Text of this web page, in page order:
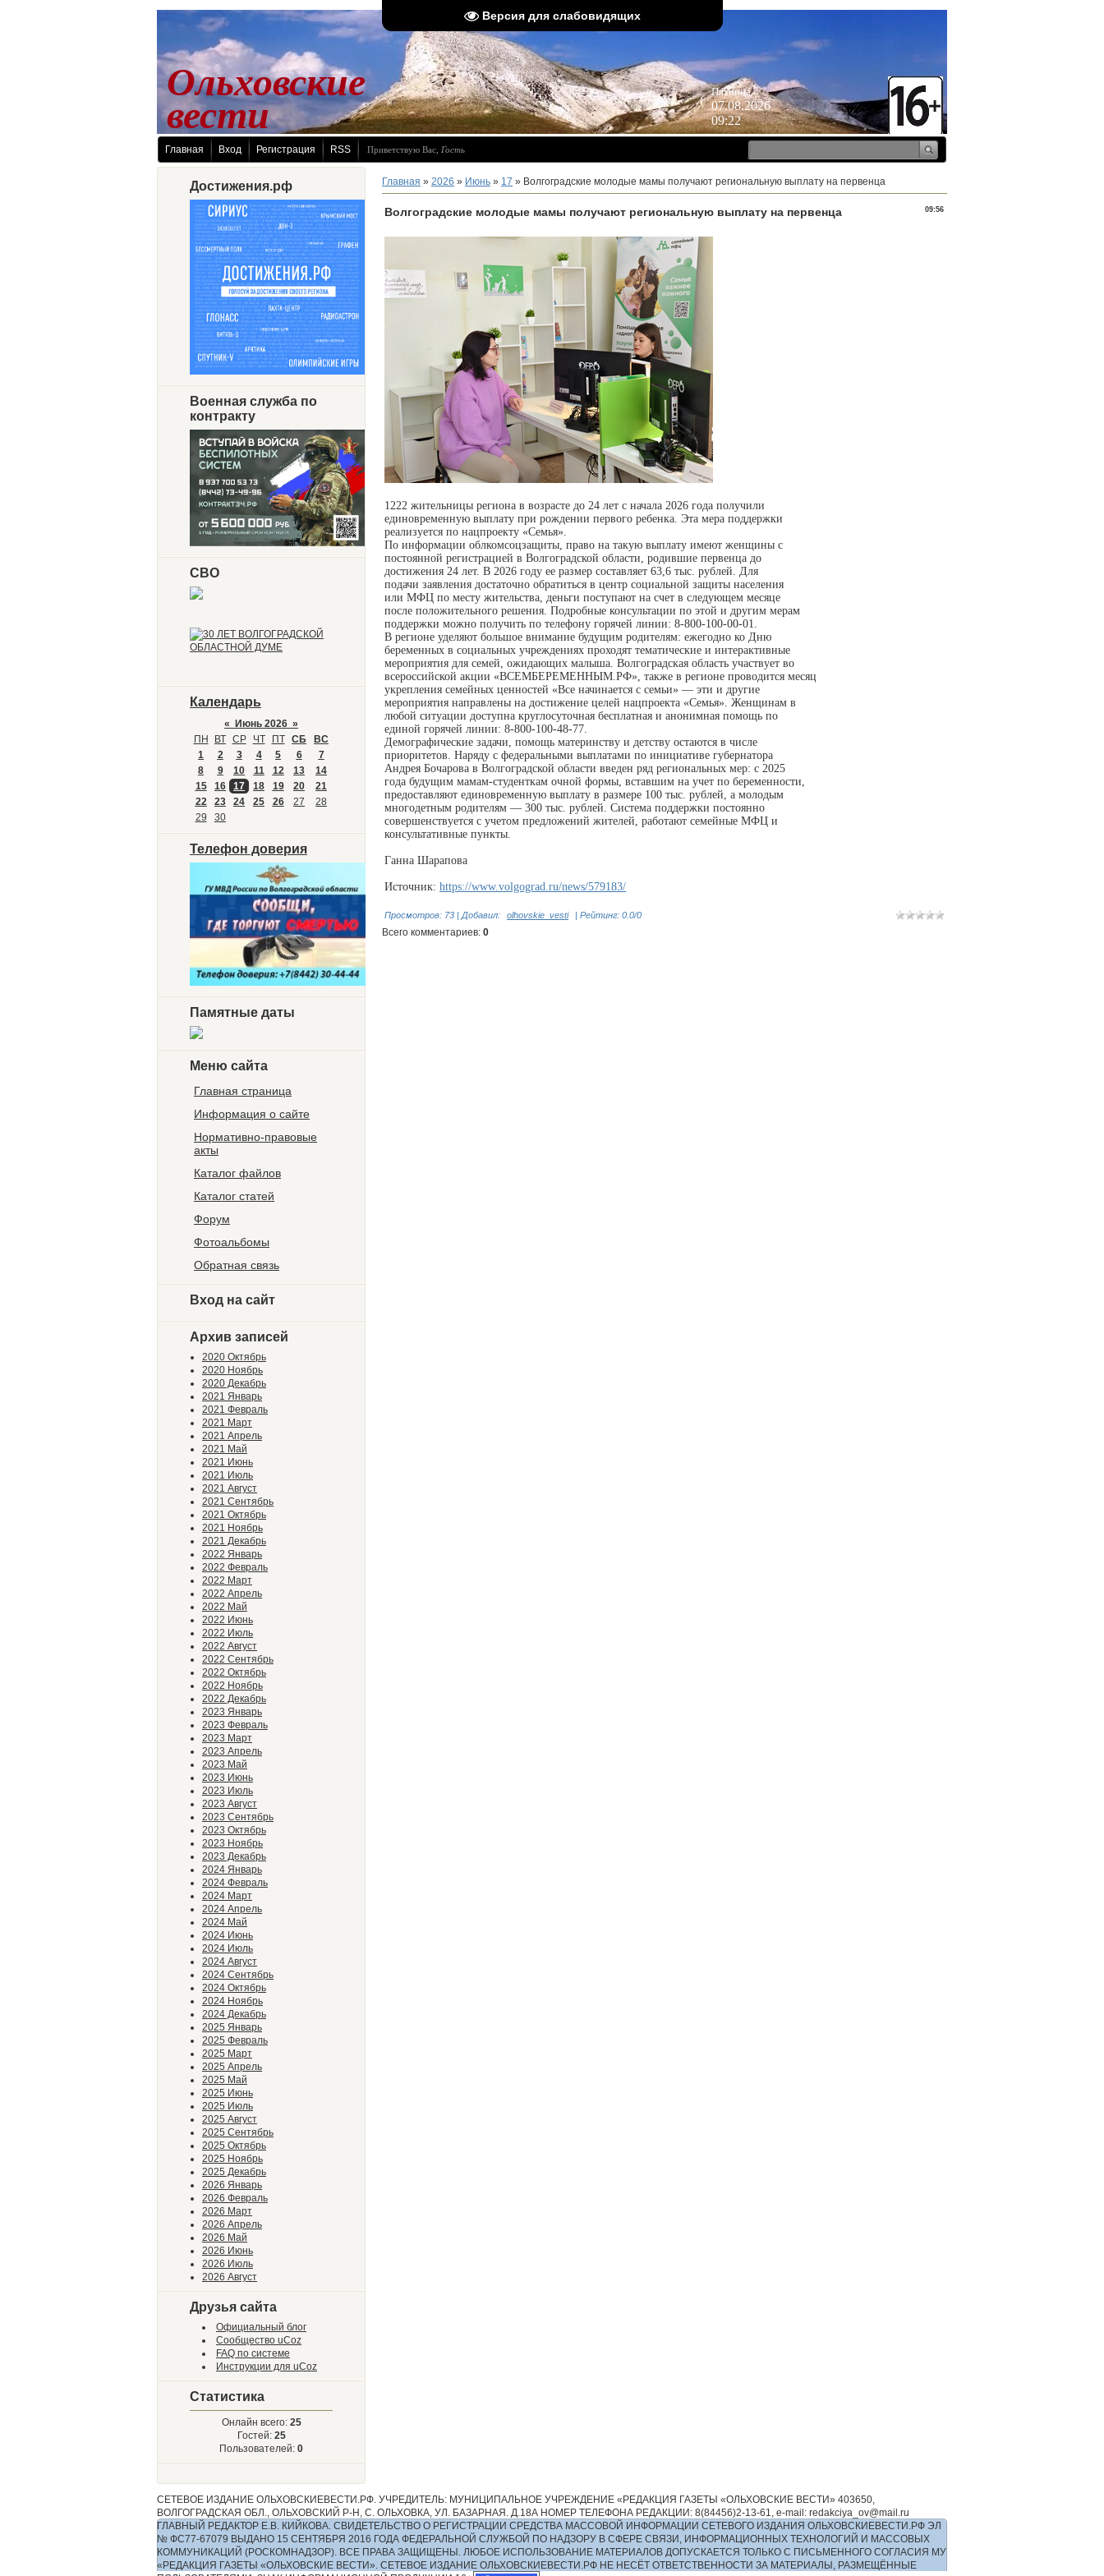
Версия для слабовидящих
Пятница
07.08.2026
09:22
Ольховские
вести
Главная Вход Регистрация RSS Приветствую Вас Гость
Достижения.рф
Военная служба по
контракту
СВО
Календарь
« Июнь 2026 »
ПН
ВТ СР ЧТ ПТ СБ
ВС
1
2 3 4 5 6
7
8
9 10 11 12 13
14
15
16 17 18 19 20
21
22
23 24 25 26 27
28
29
30
Телефон доверия
Памятные даты
Меню сайта
Главная страница
Информация о сайте
Нормативно-правовые
акты
Каталог файлов
Каталог статей
Форум
Фотоальбомы
Обратная связь
Вход на сайт
Архив записей
2020 Октябрь
2020 Ноябрь
2020 Декабрь
2021 Январь
2021 Февраль
2021 Март
2021 Апрель
2021 Май
2021 Июнь
2021 Июль
2021 Август
2021 Сентябрь
2021 Октябрь
2021 Ноябрь
2021 Декабрь
2022 Январь
2022 Февраль
2022 Март
2022 Апрель
2022 Май
2022 Июнь
2022 Июль
2022 Август
2022 Сентябрь
2022 Октябрь
2022 Ноябрь
2022 Декабрь
2023 Январь
2023 Февраль
2023 Март
2023 Апрель
2023 Май
2023 Июнь
2023 Июль
2023 Август
2023 Сентябрь
2023 Октябрь
2023 Ноябрь
2023 Декабрь
2024 Январь
2024 Февраль
2024 Март
2024 Апрель
2024 Май
2024 Июнь
2024 Июль
2024 Август
2024 Сентябрь
2024 Октябрь
2024 Ноябрь
2024 Декабрь
2025 Январь
2025 Февраль
2025 Март
2025 Апрель
2025 Май
2025 Июнь
2025 Июль
2025 Август
2025 Сентябрь
2025 Октябрь
2025 Ноябрь
2025 Декабрь
2026 Январь
2026 Февраль
2026 Март
2026 Апрель
2026 Май
2026 Июнь
2026 Июль
2026 Август
Друзья сайта
Официальный блог
Сообщество uCoz
FAQ по системе
Инструкции для uCoz
Статистика
Онлайн всего: 25
Гостей: 25
Пользователей: 0
Главная » 2026 » Июнь » 17 » Волгоградские молодые мамы получают региональную выплату на первенца
09:56
Волгоградские молодые мамы получают региональную выплату на первенца
1222 жительницы региона в возрасте до 24 лет с начала 2026 года получили
единовременную выплату при рождении первого ребенка. Эта мера поддержки
реализуется по нацпроекту «Семья».
По информации облкомсоцзащиты, право на такую выплату имеют женщины с
постоянной регистрацией в Волгоградской области, родившие первенца до
достижения 24 лет. В 2026 году ее размер составляет 63,6 тыс. рублей. Для
подачи заявления достаточно обратиться в центр социальной защиты населения
или МФЦ по месту жительства, деньги поступают на счет в следующем месяце
после положительного решения. Подробные консультации по этой и другим мерам
поддержки можно получить по телефону горячей линии: 8-800-100-00-01.
В регионе уделяют большое внимание будущим родителям: ежегодно ко Дню
беременных в социальных учреждениях проходят тематические и интерактивные
мероприятия для семей, ожидающих малыша. Волгоградская область участвует во
всероссийской акции «ВСЕМБЕРЕМЕННЫМ.РФ», также в регионе проводится месяц
укрепления семейных ценностей «Все начинается с семьи» — эти и другие
мероприятия направлены на достижение целей нацпроекта «Семья». Женщинам в
любой ситуации доступна круглосуточная бесплатная и анонимная помощь по
единой горячей линии: 8-800-100-48-77.
Демографические задачи, помощь материнству и детству остаются в числе
приоритетов. Наряду с федеральными выплатами по инициативе губернатора
Андрея Бочарова в Волгоградской области введен ряд региональных мер: с 2025
года будущим мамам-студенткам очной формы, вставшим на учет по беременности,
предоставляют единовременную выплату в размере 100 тыс. рублей, а молодым
многодетным родителям — 300 тыс. рублей. Система поддержки постоянно
совершенствуется с учетом предложений жителей, работают семейные МФЦ и
консультативные пункты.
Ганна Шарапова
Источник: https://www.volgograd.ru/news/579183/
Просмотров: 73 | Добавил: olhovskie_vesti | Рейтинг: 0.0/0
Всего комментариев: 0
СЕТЕВОЕ ИЗДАНИЕ ОЛЬХОВСКИЕВЕСТИ.РФ. УЧРЕДИТЕЛЬ: МУНИЦИПАЛЬНОЕ УЧРЕЖДЕНИЕ «РЕДАКЦИЯ ГАЗЕТЫ «ОЛЬХОВСКИЕ ВЕСТИ» 403650,
ВОЛГОГРАДСКАЯ ОБЛ., ОЛЬХОВСКИЙ Р-Н, С. ОЛЬХОВКА, УЛ. БАЗАРНАЯ. Д.18А НОМЕР ТЕЛЕФОНА РЕДАКЦИИ: 8(84456)2-13-61, e-mail: redakciya_ov@mail.ru
ГЛАВНЫЙ РЕДАКТОР Е.В. КИЙКОВА. СВИДЕТЕЛЬСТВО О РЕГИСТРАЦИИ СРЕДСТВА МАССОВОЙ ИНФОРМАЦИИ СЕТЕВОГО ИЗДАНИЯ ОЛЬХОВСКИЕВЕСТИ.РФ ЭЛ
№ ФС77-67079 ВЫДАНО 15 СЕНТЯБРЯ 2016 ГОДА ФЕДЕРАЛЬНОЙ СЛУЖБОЙ ПО НАДЗОРУ В СФЕРЕ СВЯЗИ, ИНФОРМАЦИОННЫХ ТЕХНОЛОГИЙ И МАССОВЫХ
КОММУНИКАЦИЙ (РОСКОМНАДЗОР). ВСЕ ПРАВА ЗАЩИЩЕНЫ. ЛЮБОЕ ИСПОЛЬЗОВАНИЕ МАТЕРИАЛОВ ДОПУСКАЕТСЯ ТОЛЬКО С ПИСЬМЕННОГО СОГЛАСИЯ МУ
«РЕДАКЦИЯ ГАЗЕТЫ «ОЛЬХОВСКИЕ ВЕСТИ». СЕТЕВОЕ ИЗДАНИЕ ОЛЬХОВСКИЕВЕСТИ.РФ НЕ НЕСЁТ ОТВЕТСТВЕННОСТИ ЗА МАТЕРИАЛЫ, РАЗМЕЩЁННЫЕ